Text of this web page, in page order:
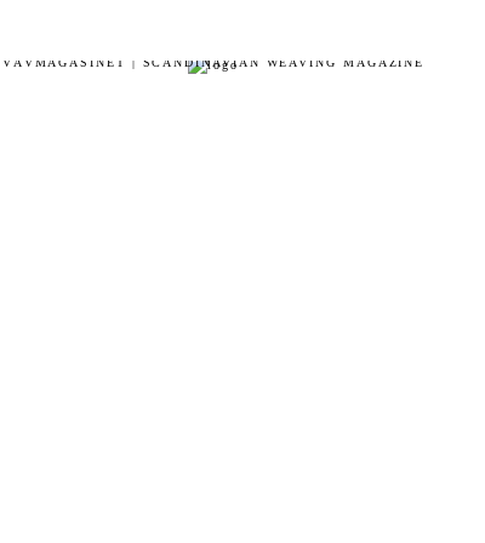
VÄVMAGASINET | SCANDINAVIAN WEAVING MAGAZINE